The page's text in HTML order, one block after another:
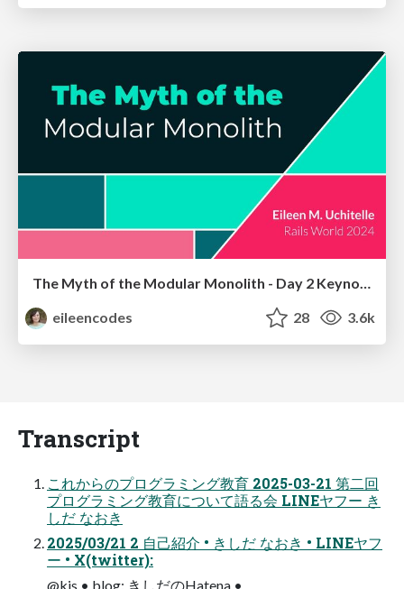
eileencodes
28 3.6k
Transcript
これからのプログラミング教育 2025-03-21 第二回
プログラミング教育について語る会 LINEヤフー き
しだ なおき
2025/03/21 2 自己紹介 • きしだ なおき • LINEヤフ
ー • X(twitter):
@kis • blog: きしだのHatena •